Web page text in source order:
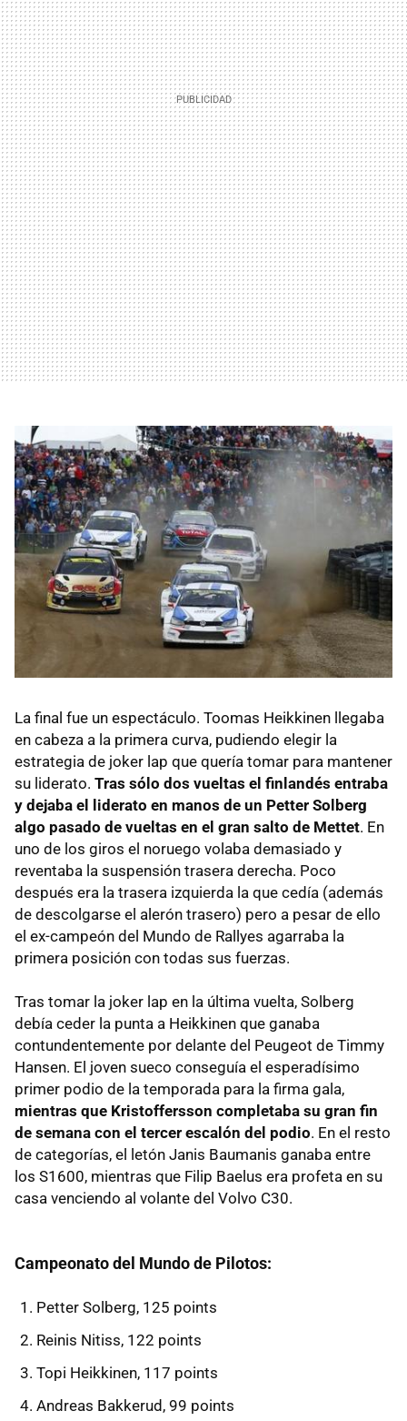
La final fue un espectáculo. Toomas Heikkinen llegaba
en cabeza a la primera curva, pudiendo elegir la
estrategia de joker lap que quería tomar para mantener
su liderato. Tras sólo dos vueltas el finlandés entraba
y dejaba el liderato en manos de un Petter Solberg
algo pasado de vueltas en el gran salto de Mettet. En
uno de los giros el noruego volaba demasiado y
reventaba la suspensión trasera derecha. Poco
después era la trasera izquierda la que cedía (además
de descolgarse el alerón trasero) pero a pesar de ello
el ex-campeón del Mundo de Rallyes agarraba la
primera posición con todas sus fuerzas.
Tras tomar la joker lap en la última vuelta, Solberg
debía ceder la punta a Heikkinen que ganaba
contundentemente por delante del Peugeot de Timmy
Hansen. El joven sueco conseguía el esperadísimo
primer podio de la temporada para la firma gala,
mientras que Kristoffersson completaba su gran fin
de semana con el tercer escalón del podio. En el resto
de categorías, el letón Janis Baumanis ganaba entre
los S1600, mientras que Filip Baelus era profeta en su
casa venciendo al volante del Volvo C30.
Campeonato del Mundo de Pilotos:
Petter Solberg, 125 points
Reinis Nitiss, 122 points
Topi Heikkinen, 117 points
Andreas Bakkerud, 99 points